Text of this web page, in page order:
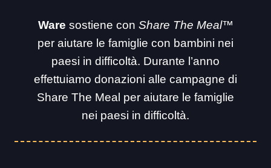
Ware sostiene con Share The Meal™
per aiutare le famiglie con bambini nei
paesi in difficoltà. Durante l’anno
effettuiamo donazioni alle campagne di
Share The Meal per aiutare le famiglie
nei paesi in difficoltà.